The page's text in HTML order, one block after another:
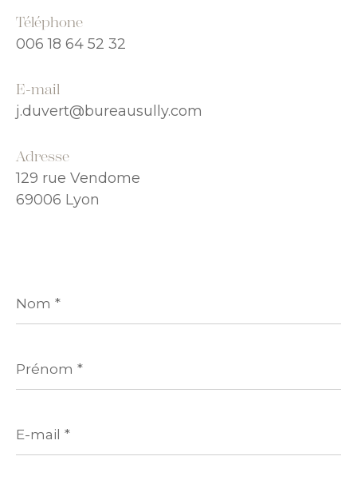
Téléphone
006 18 64 52 32
E-mail
j.duvert@bureausully.com
Adresse
129 rue Vendome
69006 Lyon
*
*
mail
*